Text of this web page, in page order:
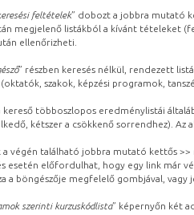
feltételek” dobozt a jobbra mutató
megjelenő listákból a kívánt tételeket
ellenőrizheti.
” részben keresés nélkül, rendezett
szakok, képzési programok,
kereső többoszlopos eredménylistái
kétszer a csökkenő sorrendhez).
a végén található jobbra mutató kettős
esetén előfordulhat, hogy egy link már
a böngészője megfelelő gombjával,
szerinti kurzuskódlista” képernyőn két